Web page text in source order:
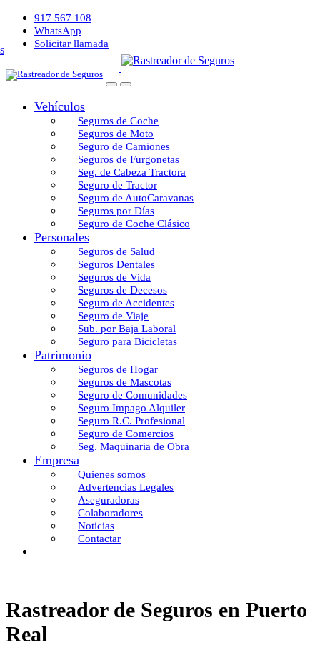
917 567 108
WhatsApp
Solicitar llamada
Vehículos
Seguros de Coche
Seguros de Moto
Seguro de Camiones
Seguros de Furgonetas
Seg. de Cabeza Tractora
Seguro de Tractor
Seguro de AutoCaravanas
Seguros por Días
Seguro de Coche Clásico
Personales
Seguros de Salud
Seguros Dentales
Seguros de Vida
Seguros de Decesos
Seguro de Accidentes
Seguro de Viaje
Sub. por Baja Laboral
Seguro para Bicicletas
Patrimonio
Seguros de Hogar
Seguros de Mascotas
Seguro de Comunidades
Seguro Impago Alquiler
Seguro R.C. Profesional
Seguro de Comercios
Seg. Maquinaria de Obra
Empresa
Quienes somos
Advertencias Legales
Aseguradoras
Colaboradores
Noticias
Contactar
Rastreador de Seguros en Puerto
Real